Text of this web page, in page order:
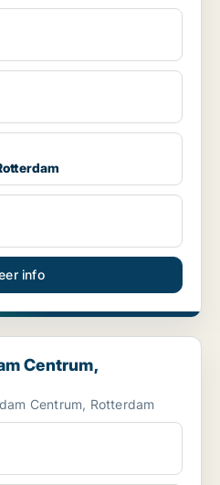
info
Rotterdam
Centrum,
Centrum, Rotterdam